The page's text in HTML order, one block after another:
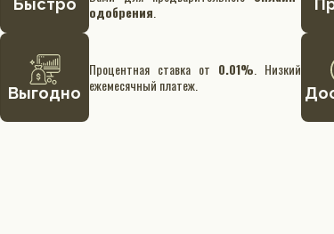
одобрения
Выгодно
Процентная ставка от 0.01% . Низкий
ежемесячный платеж.